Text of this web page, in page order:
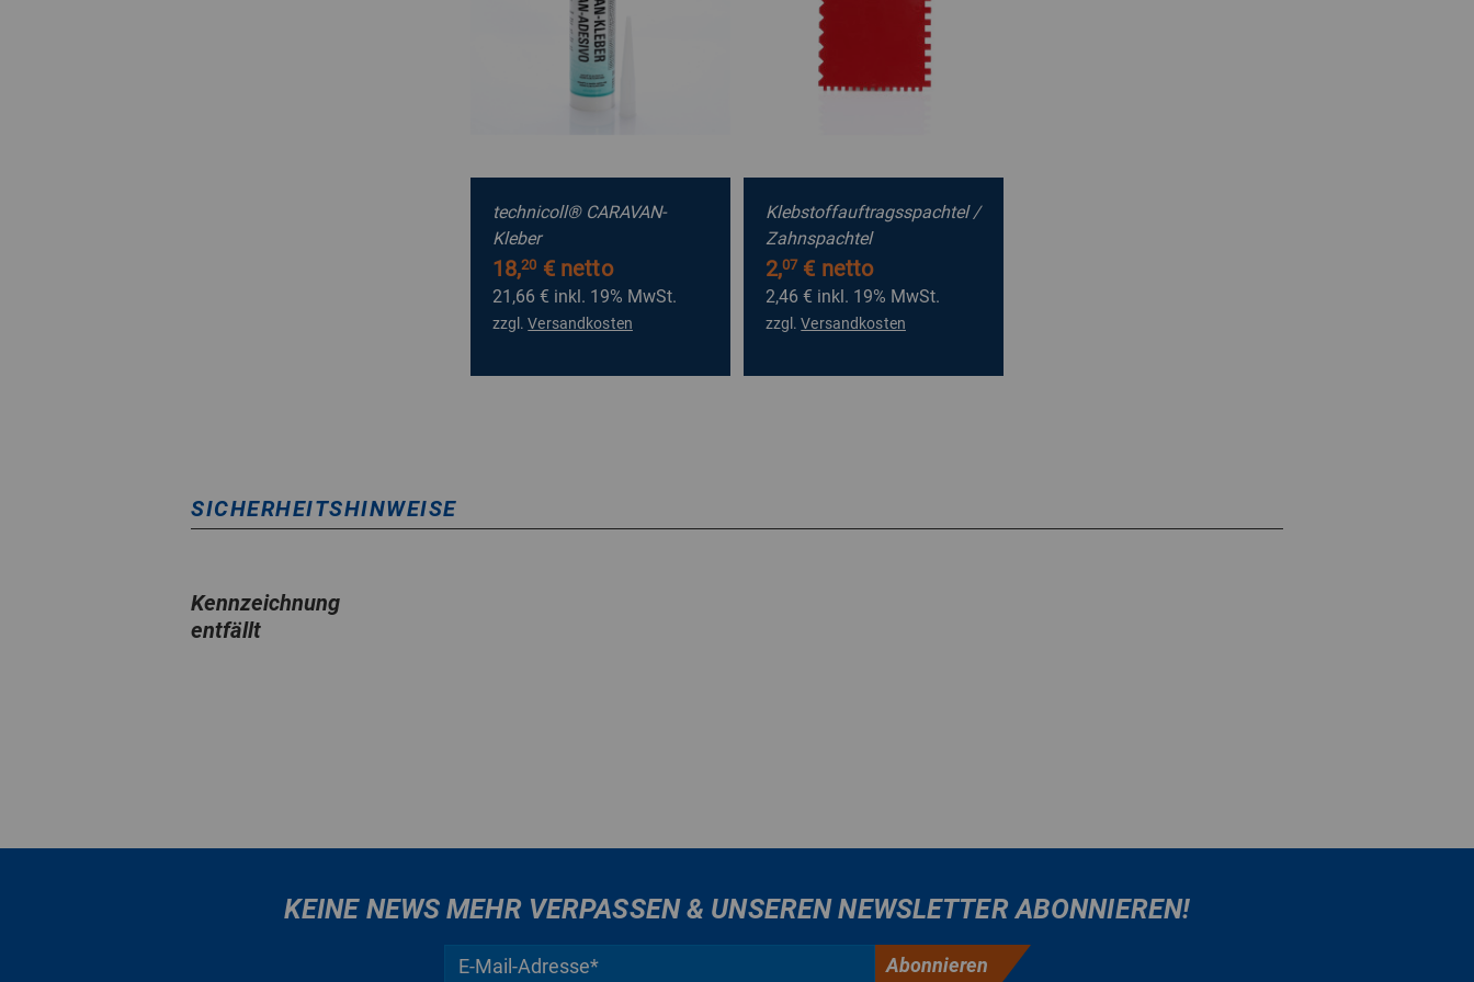
technicoll® CARAVAN-
Kleber
18,20 € netto
21,66 € inkl. 19% MwSt.
zzgl.Versandkosten
Klebstoffauftragsspachtel /
Zahnspachtel
2,07€ netto
2,46 € inkl. 19% MwSt.
zzgl.Versandkosten
SICHERHEITSHINWEISE
Kennzeichnung
entfällt
KEINE NEWS MEHR VERPASSEN & UNSEREN NEWSLETTER ABONNIEREN!
Abonnieren